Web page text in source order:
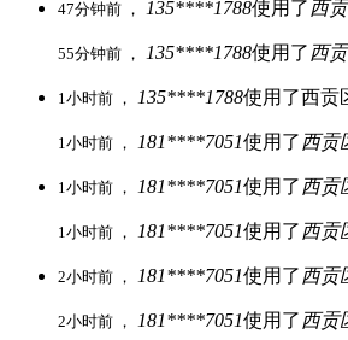
47分钟前 ， 135****1788使用了 西
55分钟前 ， 135****1788使用了 西
1小时前 ， 135****1788使用了西贡
1小时前 ， 181****7051使用了 西贡
1小时前 ， 181****7051使用了 西贡
1小时前 ， 181****7051使用了 西贡
2小时前 ， 181****7051使用了 西贡
2小时前 ， 181****7051使用了 西贡